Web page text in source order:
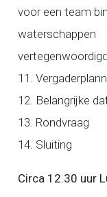
voor een team
11.
12. Belangrijke
13. Rondvraag
14. Sluiting
Circa 12.30 uur